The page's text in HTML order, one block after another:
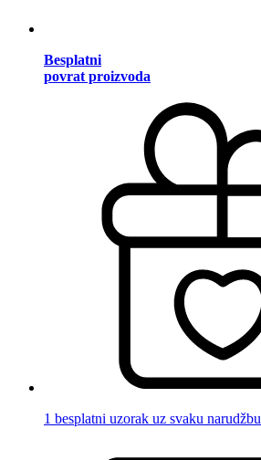
Besplatni
povrat proizvoda
1 besplatni uzorak uz svaku narudžbu